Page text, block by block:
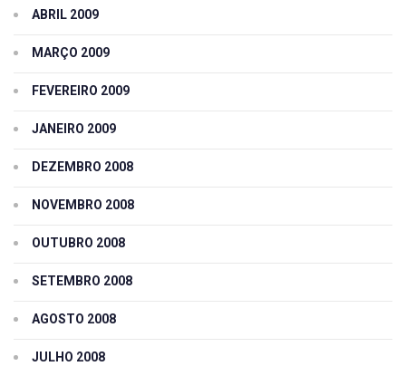
ABRIL 2009
MARÇO 2009
FEVEREIRO 2009
JANEIRO 2009
DEZEMBRO 2008
NOVEMBRO 2008
OUTUBRO 2008
SETEMBRO 2008
AGOSTO 2008
JULHO 2008